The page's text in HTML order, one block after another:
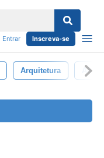
Entrar Inscreva-se
Arquitetura